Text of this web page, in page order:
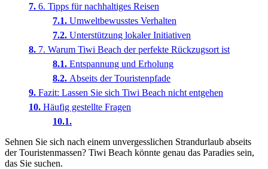
6. Tipps für nachhaltiges Reisen
Umweltbewusstes Verhalten
Unterstützung lokaler Initiativen
7. Warum Tiwi Beach der perfekte Rückzugsort ist
Entspannung und Erholung
Abseits der Touristenpfade
Fazit: Lassen Sie sich Tiwi Beach nicht entgehen
Häufig gestellte Fragen
Sehnen Sie sich nach einem unvergesslichen Strandurlaub abseits
der Touristenmassen? Tiwi Beach könnte genau das Paradies sein,
das Sie suchen.